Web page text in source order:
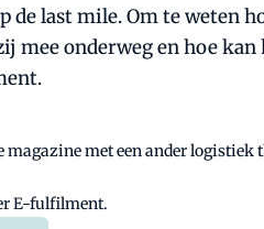
de last mile. Om te
mee onderweg en hoe
met een ander
E-fulfilment.